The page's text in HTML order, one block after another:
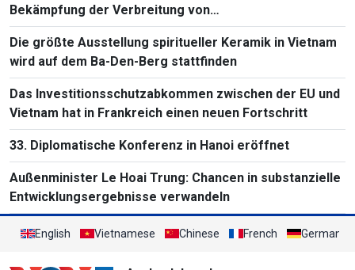
Bekämpfung der Verbreitung von
Massenvernichtungswaffen
Die größte Ausstellung spiritueller Keramik in Vietnam
wird auf dem Ba-Den-Berg stattfinden
Das Investitionsschutzabkommen zwischen der EU und
Vietnam hat in Frankreich einen neuen Fortschritt
33. Diplomatische Konferenz in Hanoi eröffnet
Außenminister Le Hoai Trung: Chancen in substanzielle
Entwicklungsergebnisse verwandeln
English Vietnamese Chinese French German